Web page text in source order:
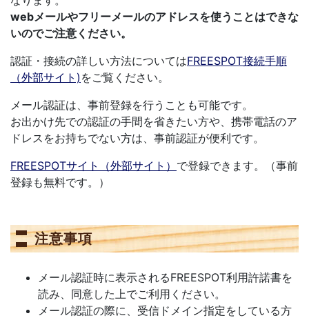
webメールやフリーメールのアドレスを使うことはできな
いのでご注意ください。
認証・接続の詳しい方法についてはFREESPOT接続手順
（外部サイト) をご覧ください。
メール認証は、事前登録を行うことも可能です。
お出かけ先での認証の手間を省きたい方や、携帯電話のア
ドレスをお持ちでない方は、事前認証が便利です。
FREESPOTサイト（外部サイト） で登録できます。（事前
登録も無料です。）
注意事項
メール認証時に表示されるFREESPOT利用許諾書を
読み、同意した上でご利用ください。
メール認証の際に、受信ドメイン指定をしている方